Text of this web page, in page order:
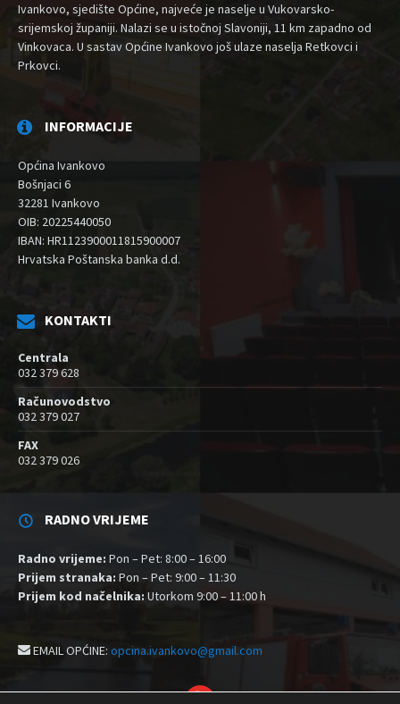
Ivankovo, sjedište Općine, najveće je naselje u Vukovarsko-
srijemskoj županiji. Nalazi se u istočnoj Slavoniji, 11 km zapadno od
Vinkovaca. U sastav Općine Ivankovo još ulaze naselja Retkovci i
Prkovci.
INFORMACIJE
Općina Ivankovo
Bošnjaci 6
32281 Ivankovo
OIB: 20225440050
IBAN: HR1123900011815900007
Hrvatska Poštanska banka d.d.
KONTAKTI
Centrala
032 379 628
Računovodstvo
032 379 027
FAX
032 379 026
RADNO VRIJEME
Radno vrijeme: Pon – Pet: 8:00 – 16:00
Prijem stranaka: Pon – Pet: 9:00 – 11:30
Prijem kod načelnika: Utorkom 9:00 – 11:00 h
EMAIL OPĆINE: opcina.ivankovo@gmail.com
YouTube